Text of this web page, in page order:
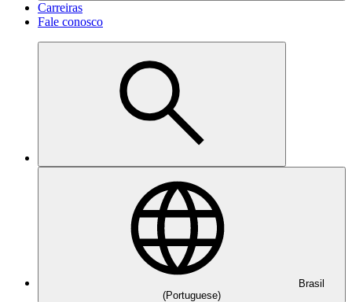
Carreiras
Fale conosco
Brasil
(Portuguese)